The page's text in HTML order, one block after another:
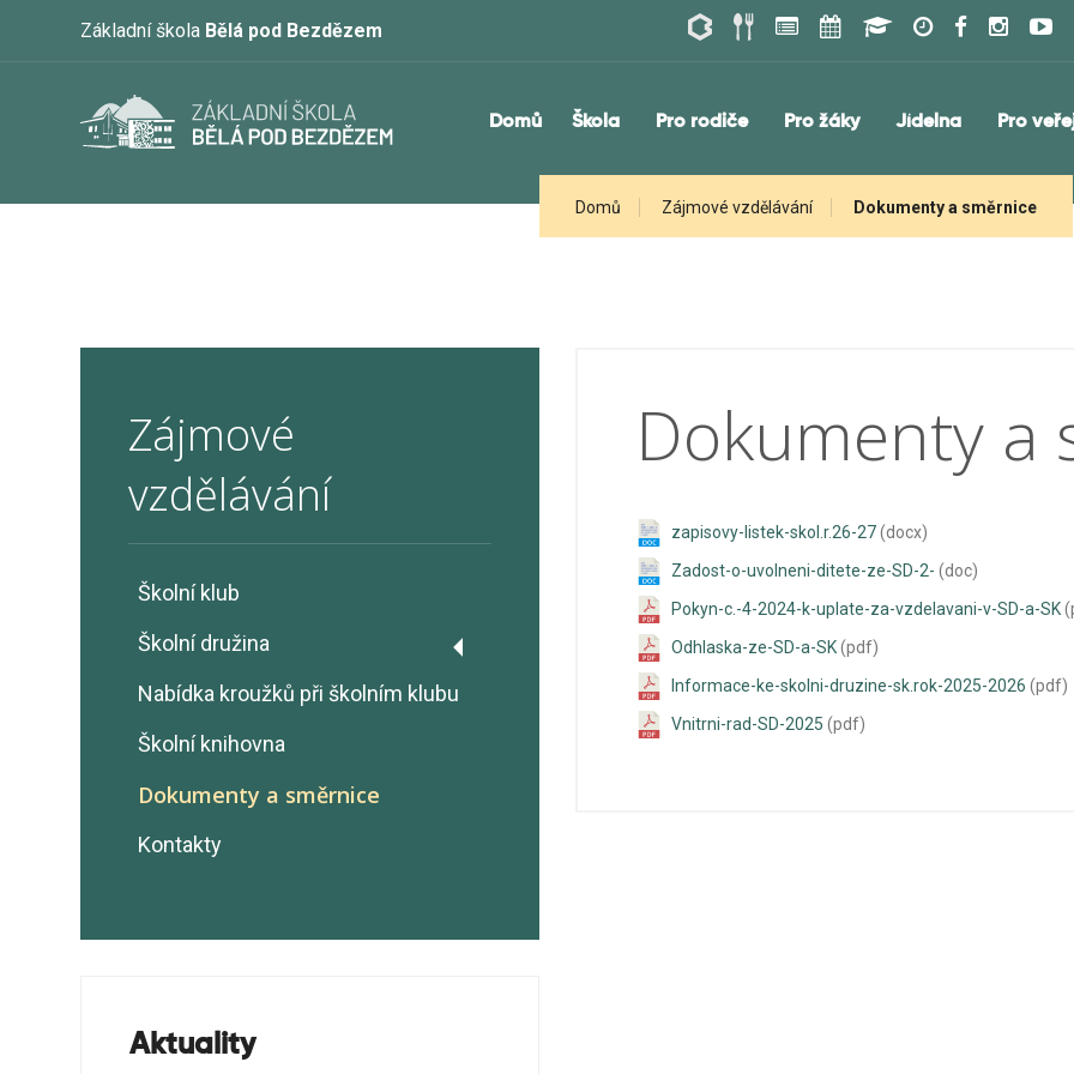
Základní škola Bělá pod Bezdězem
Domů Škola Pro rodiče Pro žáky Jídelna Pro
Domů Zájmové vzdělávání Dokumenty a směrnice
Zájmové
vzdělávání
Školní klub
Školní družina
Zaměstnanci
Provoz
Nabídka kroužků při školním klubu
Školní knihovna
Dokumenty a směrnice
Kontakty
Aktuality
Dokumenty a
zapisovy-listek-skol.r.26-27(docx)
Zadost-o-uvolneni-ditete-ze-SD-2- (doc)
Pokyn-c.-4-2024-k-uplate-za-vzdelavani-v-SD-a-SK
Odhlaska-ze-SD-a-SK(pdf)
Informace-ke-skolni-druzine-sk.rok-2025-2026 (pdf)
Vnitrni-rad-SD-2025 (pdf)